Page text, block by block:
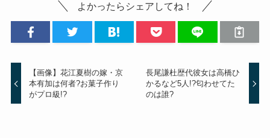
よかったらシェアしてね！
【画像】花江夏樹の嫁・京
本有加は何者?お菓子作り
がプロ級!?
長尾謙杜歴代彼女は高橋ひ
かるなど5人!?匂わせてた
のは誰?